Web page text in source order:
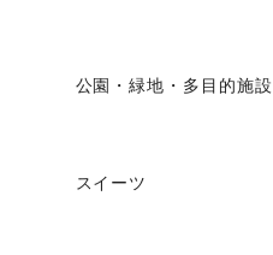
公園・緑地・多目的施設
スイーツ